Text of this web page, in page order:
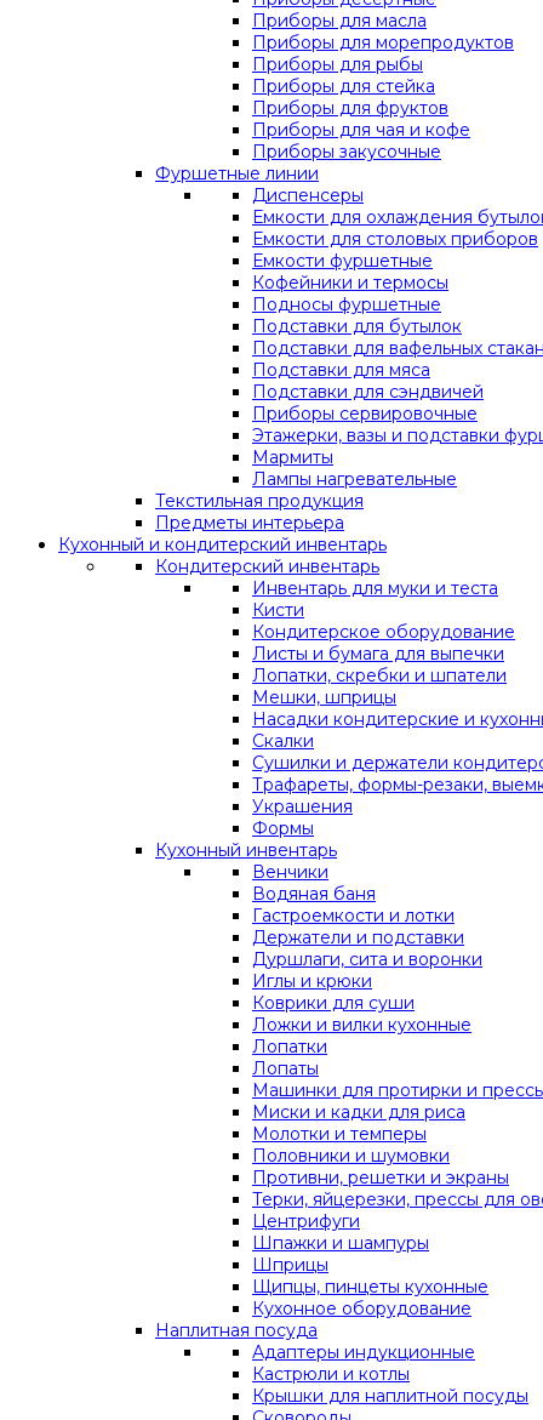
Приборы для масла
Приборы для морепродуктов
Приборы для рыбы
Приборы для стейка
Приборы для фруктов
Приборы для чая и кофе
Приборы закусочные
Фуршетные линии
Диспенсеры
Емкости для охлаждения
Емкости для столовых приборов
Емкости фуршетные
Кофейники и термосы
Подносы фуршетные
Подставки для бутылок
Подставки для вафельных
Подставки для мяса
Подставки для сэндвичей
Приборы сервировочные
Этажерки, вазы и подставки
Мармиты
Лампы нагревательные
Текстильная продукция
Предметы интерьера
Кухонный и кондитерский инвентарь
Кондитерский инвентарь
Инвентарь для муки и теста
Кисти
Кондитерское оборудование
Листы и бумага для выпечки
Лопатки, скребки и шпатели
Мешки, шприцы
Насадки кондитерские и
Скалки
Сушилки и держатели
Трафареты, формы-резаки,
Украшения
Формы
Кухонный инвентарь
Венчики
Водяная баня
Гастроемкости и лотки
Держатели и подставки
Дуршлаги, сита и воронки
Иглы и крюки
Коврики для суши
Ложки и вилки кухонные
Лопатки
Лопаты
Машинки для протирки и
Миски и кадки для риса
Молотки и темперы
Половники и шумовки
Противни, решетки и экраны
Терки, яйцерезки, прессы для
Центрифуги
Шпажки и шампуры
Шприцы
Щипцы, пинцеты кухонные
Кухонное оборудование
Наплитная посуда
Адаптеры индукционные
Кастрюли и котлы
Крышки для наплитной посуды